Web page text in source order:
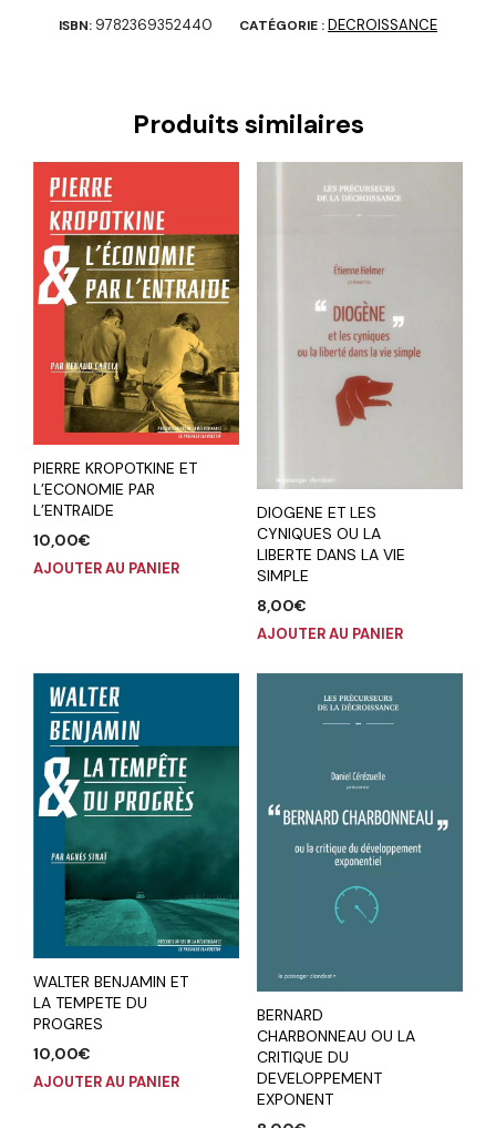
ISBN: 9782369352440 CATÉGORIE :DECROISSANCE
Produits similaires
PIERRE KROPOTKINE ET
L’ECONOMIE PAR
L’ENTRAIDE
10,00€
AJOUTER AU PANIER
DIOGENE ET LES
CYNIQUES OU LA
LIBERTE DANS LA VIE
SIMPLE
8,00€
AJOUTER AU PANIER
WALTER BENJAMIN ET
LA TEMPETE DU
PROGRES
10,00€
AJOUTER AU PANIER
BERNARD
CHARBONNEAU OU LA
CRITIQUE DU
DEVELOPPEMENT
EXPONENT